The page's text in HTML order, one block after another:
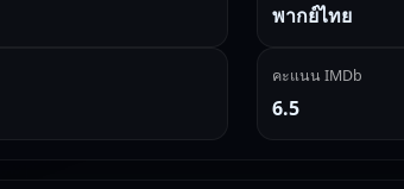
พากย์ไทย
คะแนน IMDb
6.5